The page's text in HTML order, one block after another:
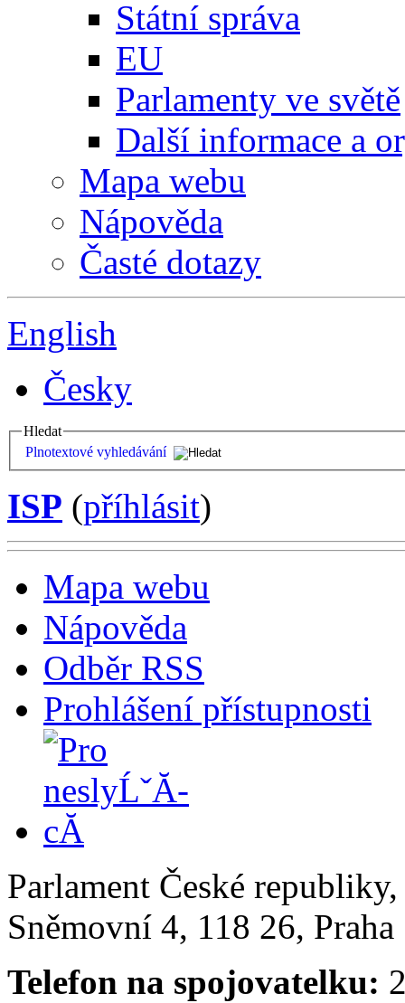
Státní správa
EU
Parlamenty ve světě
Další informace a
Mapa webu
Nápověda
Časté dotazy
English
Česky
Hledat
Plnotextové vyhledávání
ISP (příhlásit)
Mapa webu
Nápověda
Odběr RSS
Prohlášení přístupnosti
Parlament České
Sněmovní 4, 118 26,
Telefon na spojovatelku: